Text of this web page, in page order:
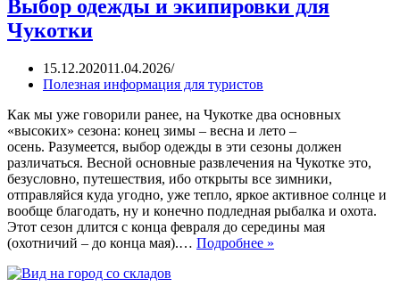
Выбор одежды и экипировки для
Чукотки
15.12.202011.04.2026
Полезная информация для туристов
Как мы уже говорили ранее, на Чукотке два основных
«высоких» сезона: конец зимы – весна и лето –
осень. Разумеется, выбор одежды в эти сезоны должен
различаться. Весной основные развлечения на Чукотке это,
безусловно, путешествия, ибо открыты все зимники,
отправляйся куда угодно, уже тепло, яркое активное солнце и
вообще благодать, ну и конечно подледная рыбалка и охота.
Этот сезон длится с конца февраля до середины мая
(охотничий – до конца мая).… Подробнее »